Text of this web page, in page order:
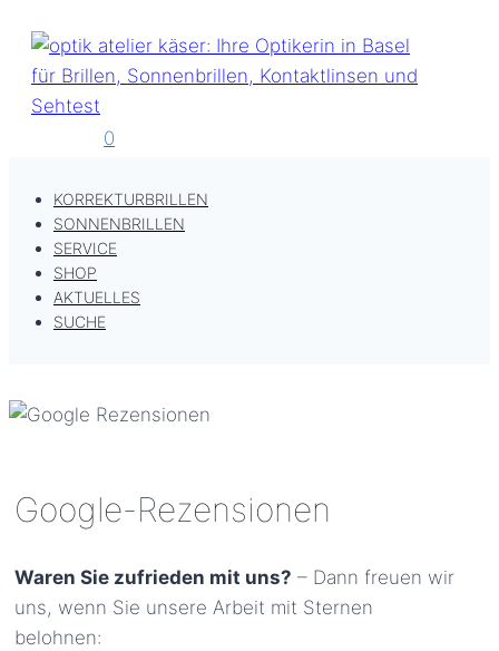
Inhalt
springen
0
KORREKTURBRILLEN
SONNENBRILLEN
SERVICE
SHOP
AKTUELLES
SUCHE
Google-Rezensionen
Waren Sie zufrieden mit uns? – Dann freuen wir
uns, wenn Sie unsere Arbeit mit Sternen
belohnen: